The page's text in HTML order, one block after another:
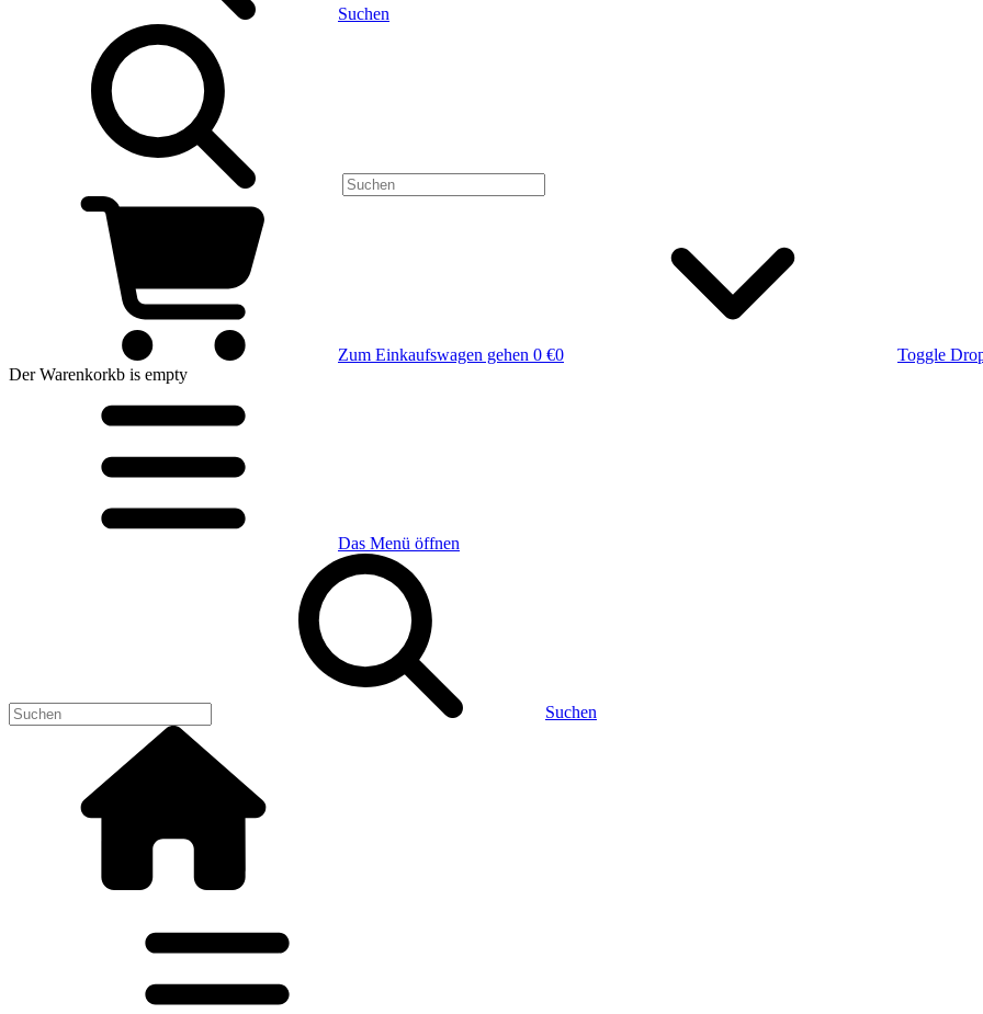
Suchen
Zum Einkaufswagen gehen 0 €0
Toggle
Der Warenkorkb is empty
Das Menü öffnen
Suchen